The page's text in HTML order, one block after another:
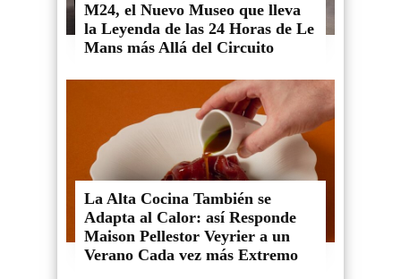
M24, el Nuevo Museo que lleva
la Leyenda de las 24 Horas de Le
Mans más Allá del Circuito
La Alta Cocina También se
Adapta al Calor: así Responde
Maison Pellestor Veyrier a un
Verano Cada vez más Extremo